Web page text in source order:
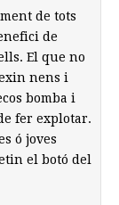
de tots
de
El que no
nens i
bomba i
fer explotar.
ó joves
el botó del